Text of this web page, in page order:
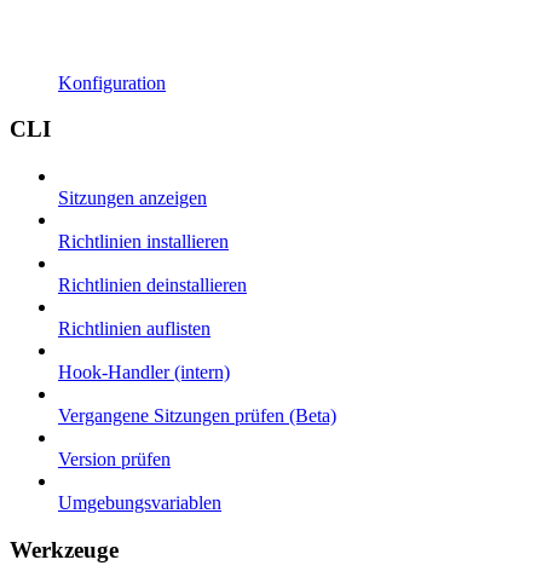
Konfiguration
CLI
Sitzungen anzeigen
Richtlinien installieren
Richtlinien deinstallieren
Richtlinien auflisten
Hook-Handler (intern)
Vergangene Sitzungen prüfen (Beta)
Version prüfen
Umgebungsvariablen
Werkzeuge